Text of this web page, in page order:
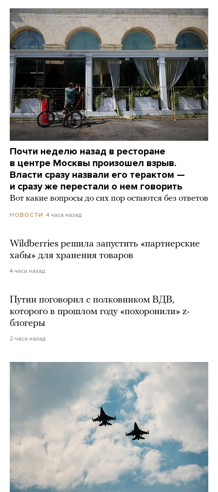
Почти неделю назад в ресторане
в центре Москвы произошел взрыв.
Власти сразу назвали его терактом —
и сразу же перестали о нем говорить
Вот какие вопросы до сих пор остаются без ответов
НОВОСТИ 4 часа назад
Wildberries решила запустить «партнерские
хабы» для хранения товаров
4 часа назад
Путин поговорил с полковником ВДВ,
которого в прошлом году «похоронили» z-
блогеры
2 часа назад